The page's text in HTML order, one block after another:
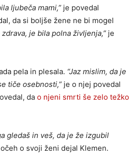
ljubeča mami,” je povedal
da si boljše žene ne bi mogel
je bila polna življenja,” je
pela in plesala. “Jaz mislim, da je
tiče osebnosti,” je o njej povedal
da o njeni smrti še zelo težko
gledaš in veš, da je že izgubil
o svoji ženi dejal Klemen.